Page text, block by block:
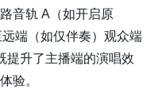
音轨 A（如开启原
端（如仅伴奏）观众端
提升了主播端的演唱效
验。